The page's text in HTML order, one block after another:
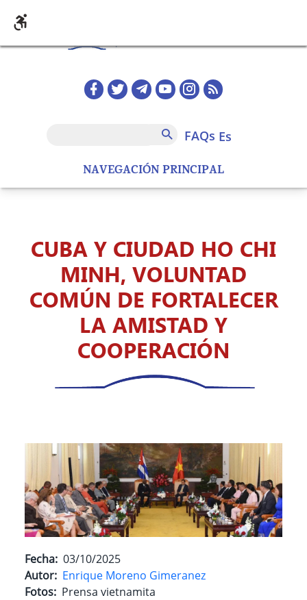
NAVEGACIÓN PRINCIPAL
Redes sociales home
FAQs
FAQs es
CUBA Y CIUDAD HO CHI
MINH, VOLUNTAD
COMÚN DE FORTALECER
LA AMISTAD Y
COOPERACIÓN
Fecha 03/10/2025
Autor Enrique Moreno Gimeranez
Fotos Prensa vietnamita